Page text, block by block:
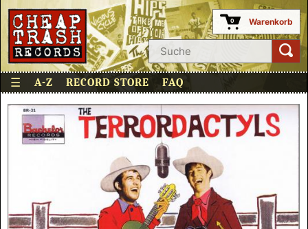
0 Warenkorb
☰ A-Z RECORD STORE FAQ